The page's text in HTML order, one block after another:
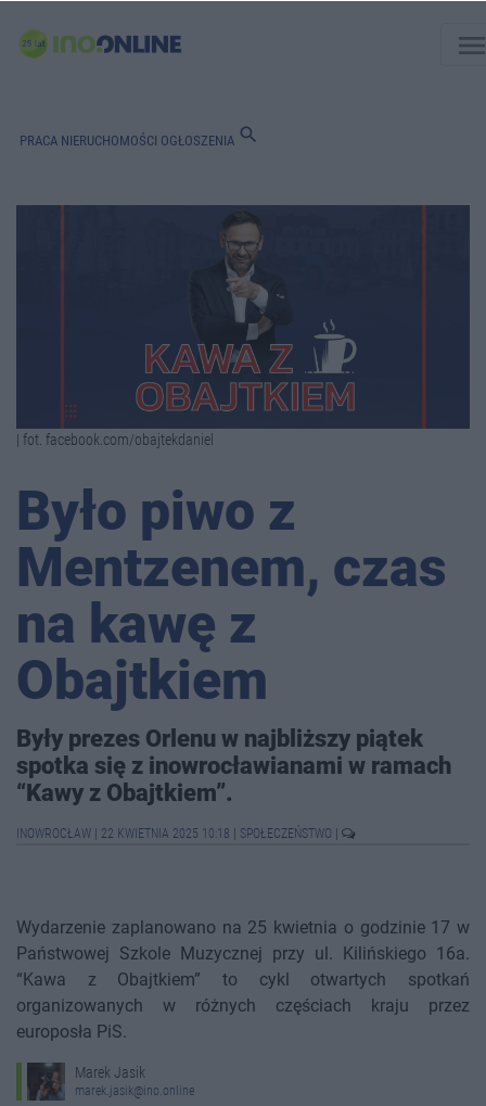
PRACA NIERUCHOMOŚCI OGŁOSZENIA search
| fot. facebook.com/obajtekdaniel
Było piwo z
Mentzenem, czas
na kawę z
Obajtkiem
Były prezes Orlenu w najbliższy piątek
spotka się z inowrocławianami w ramach
“Kawy z Obajtkiem”.
INOWROCŁAW 22 KWIETNIA 2025 10:18 SPOŁECZEŃSTWO
Wydarzenie zaplanowano na 25 kwietnia o godzinie 17 w
Państwowej Szkole Muzycznej przy ul. Kilińskiego 16a.
“Kawa z Obajtkiem” to cykl otwartych spotkań
organizowanych w różnych częściach kraju przez
europosła PiS.
Marek Jasik
marek.jasik@ino.online